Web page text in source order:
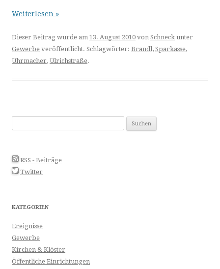
Weiterlesen »
Dieser Beitrag wurde am 13. August 2010 von Schneck unter
Gewerbe veröffentlicht. Schlagwörter: Brandl, Sparkasse,
Uhrmacher, Ulrichstraße.
RSS - Beiträge
Twitter
KATEGORIEN
Ereignisse
Gewerbe
Kirchen & Klöster
Öffentliche Einrichtungen